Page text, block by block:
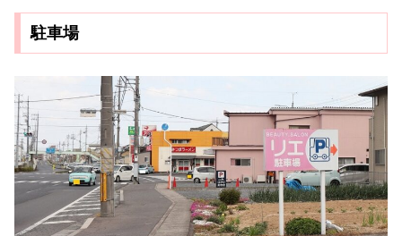
駐車場